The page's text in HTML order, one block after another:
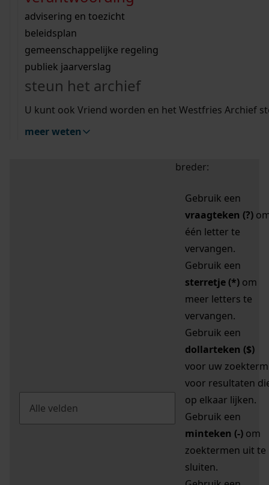
bouwvergunningen
omgevingsvergunningen
vergunningen
beeld en geluid
uitleg nodig?
Wij helpen u op weg met een aantal zoektips.
bekijk alle zoektips
Wij helpen u op weg met een aantal zoektips.
bekijk alle zoektips
bekijk ons geschiedenislokaal
advisering en toezicht
beleidsplan
gemeenschappelijke regeling
publiek jaarverslag
steun het archief
U kunt ook Vriend worden en het Westfries Archief
meer weten
zoektips
Mijn Studiezaal (inloggen)
uw zoekopdracht te
breder:
Gebruik een
vraagteken (?)
één letter te
vervangen.
Gebruik een
sterretje (*) om
meer letters te
vervangen.
Gebruik een
dollarteken ($)
voor uw zoekterm
voor resultaten
op elkaar lijken.
Gebruik een
minteken (-) om
zoektermen uit te
sluiten.